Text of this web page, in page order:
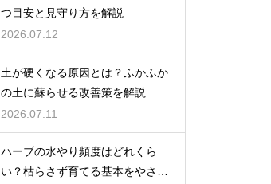
つ目安と見守り方を解説
2026.07.12
土が硬くなる原因とは？ふかふか
の土に蘇らせる改善策を解説
2026.07.11
ハーブの水やり頻度はどれくら
い？枯らさず育てる基本をやさし